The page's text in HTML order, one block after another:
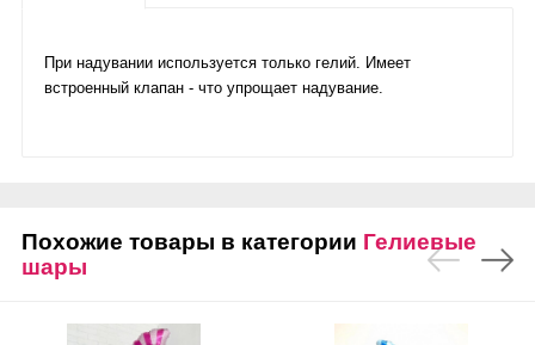
При надувании используется только гелий. Имеет
встроенный клапан - что упрощает надувание.
Похожие товары в категории Гелиевые
шары